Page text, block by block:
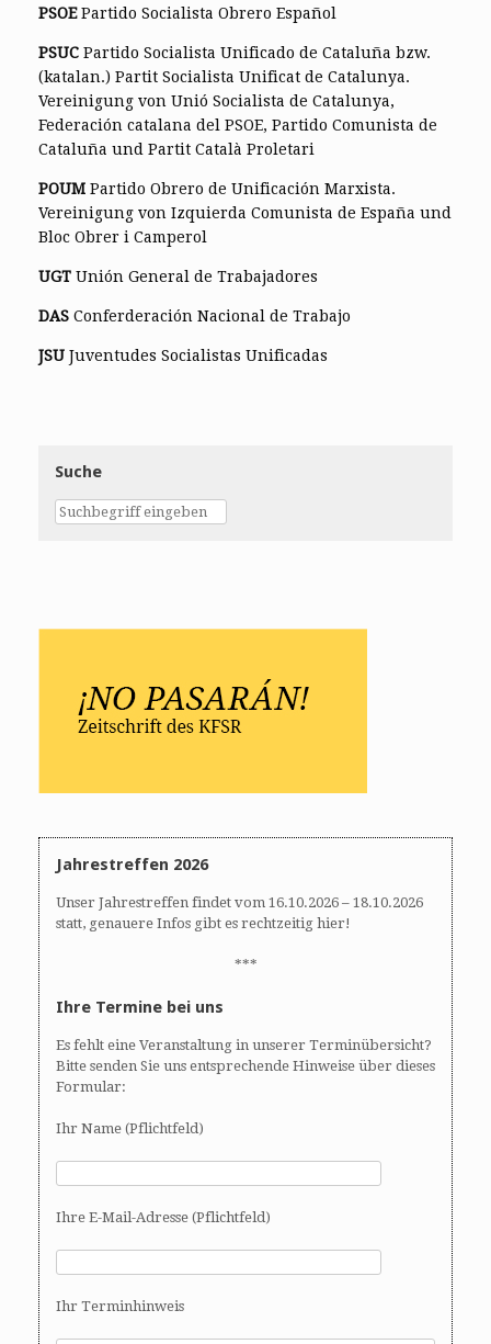
PSOEPartido Socialista Obrero Español
PSUC Partido Socialista Unificado de Cataluña bzw.
(katalan.) Partit Socialista Unificat de Catalunya.
Vereinigung von Unió Socialista de Catalunya,
Federación catalana del PSOE, Partido Comunista de
Cataluña und Partit Català Proletari
POUM Partido Obrero de Unificación Marxista.
Vereinigung von Izquierda Comunista de España und
Bloc Obrer i Camperol
UGT Unión General de Trabajadores
DAS Conferderación Nacional de Trabajo
JSU Juventudes Socialistas Unificadas
Suche
Jahrestreffen 2026
Unser Jahrestreffen findet vom 16.10.2026 – 18.10.2026
statt, genauere Infos gibt es rechtzeitig hier!
***
Ihre Termine bei uns
Es fehlt eine Veranstaltung in unserer Terminübersicht?
Bitte senden Sie uns entsprechende Hinweise über dieses
Formular:
Ihr Name (Pflichtfeld)
Ihre E-Mail-Adresse (Pflichtfeld)
Ihr Terminhinweis